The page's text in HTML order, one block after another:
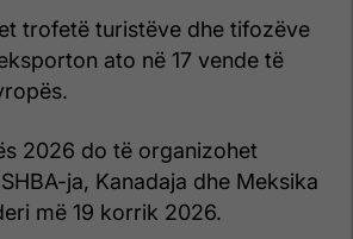
trofetë turistëve dhe tifozëve
ato në 17 vende të
2026 do të organizohet
ja, Kanadaja dhe Meksika
më 19 korrik 2026.